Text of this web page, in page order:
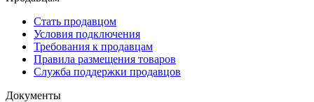
Стать продавцом
Условия подключения
Требования к продавцам
Правила размещения товаров
Служба поддержки продавцов
Документы